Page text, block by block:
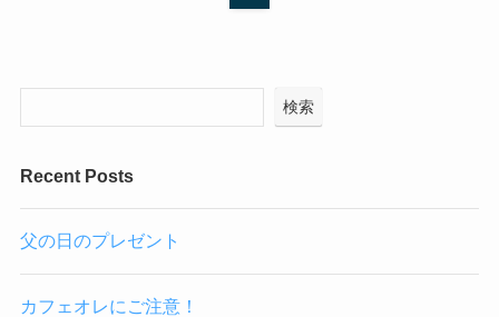
検索
Recent Posts
父の日のプレゼント
カフェオレにご注意！